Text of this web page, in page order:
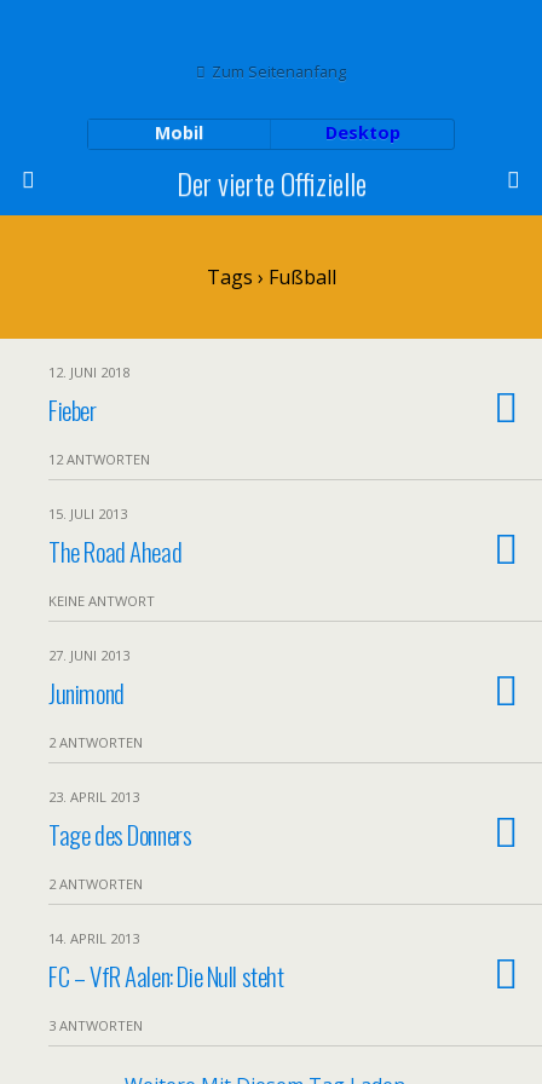
Zum Seitenanfang
Mobil Desktop
Der vierte Offizielle
Tags › Fußball
12. JUNI 2018
Fieber
12 ANTWORTEN
15. JULI 2013
The Road Ahead
KEINE ANTWORT
27. JUNI 2013
Junimond
2 ANTWORTEN
23. APRIL 2013
Tage des Donners
2 ANTWORTEN
14. APRIL 2013
FC – VfR Aalen: Die Null steht
3 ANTWORTEN